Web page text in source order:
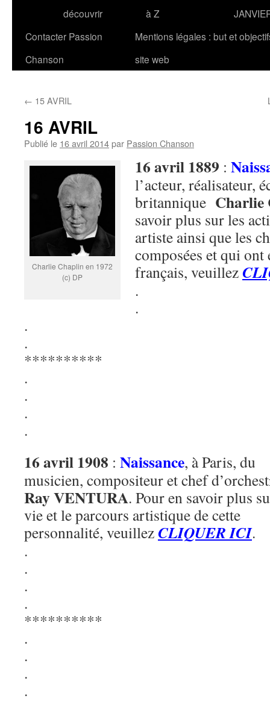
découvrir
à Z
Contacter Passion
Chanson
Mentions légales : but et
site web
← 15 AVRIL
16 AVRIL
Publié le 16 avril 2014par Passion Chanson
Charlie Chaplin en 1972
(c) DP
16 avril 1889 :
l’acteur, réalisateur,
britannique
savoir plus sur les
artiste ainsi que les
composées et qui ont
français, veuillez
.
.
.
.
**********
.
.
.
.
16 avril 1908 : Naissance, à Paris, du
musicien, compositeur et chef
Ray VENTURA. Pour en savoir plus
vie et le parcours artistique de cette
personnalité, veuillezCLIQUER ICI.
.
.
.
.
**********
.
.
.
.